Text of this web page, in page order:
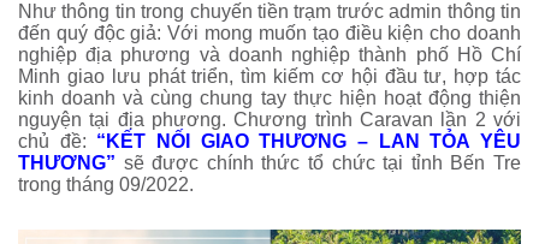
Như thông tin trong chuyến tiền trạm trước admin thông tin
đến quý độc giả: Với mong muốn tạo điều kiện cho doanh
nghiệp địa phương và doanh nghiệp thành phố Hồ Chí
Minh giao lưu phát triển, tìm kiếm cơ hội đầu tư, hợp tác
kinh doanh và cùng chung tay thực hiện hoạt động thiện
nguyện tại địa phương. Chương trình Caravan lần 2 với
chủ đề: “KẾT NỐI GIAO THƯƠNG – LAN TỎA YÊU
THƯƠNG” sẽ được chính thức tổ chức tại tỉnh Bến Tre
trong tháng 09/2022.